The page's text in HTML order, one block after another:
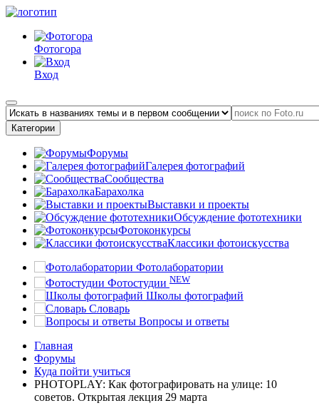
Фотогора
Вход
Категории
Форумы
Галерея фотографий
Сообщества
Барахолка
Выставки и проекты
Обсуждение фототехники
Фотоконкурсы
Классики фотоискусства
Фотолаборатории
Фотостудии NEW
Школы фотографий
Словарь
Вопросы и ответы
Главная
Форумы
Куда пойти учиться
PHOTOPLAY: Как фотографировать на улице: 10
советов. Открытая лекция 29 марта